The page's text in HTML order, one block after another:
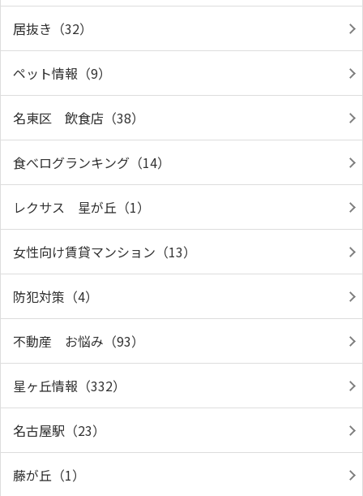
居抜き（32）
ペット情報（9）
名東区 飲食店（38）
食べログランキング（14）
レクサス 星が丘（1）
女性向け賃貸マンション（13）
防犯対策（4）
不動産 お悩み（93）
星ヶ丘情報（332）
名古屋駅（23）
藤が丘（1）